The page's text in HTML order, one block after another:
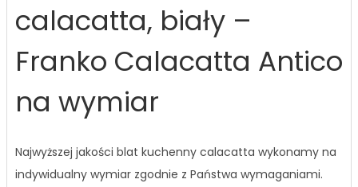
calacatta, biały –
Franko Calacatta Antico
na wymiar
Najwyższej jakości blat kuchenny calacatta wykonamy na
indywidualny wymiar zgodnie z Państwa wymaganiami.